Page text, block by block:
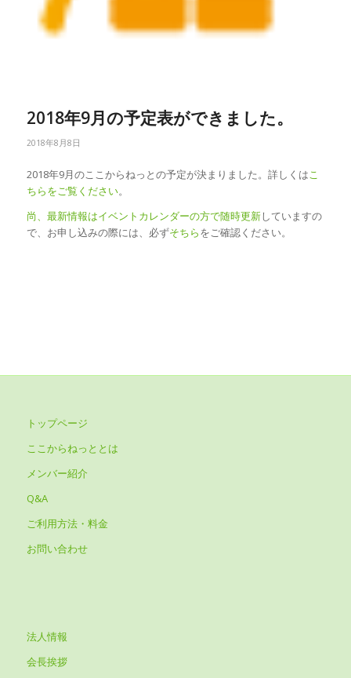
2018年9月の予定表ができました。
2018年8月8日
2018年9月のここからねっとの予定が決まりました。詳しくはこ
ちらをご覧ください。
尚、最新情報はイベントカレンダーの方で随時更新していますの
で、お申し込みの際には、必ずそちらをご確認ください。
トップページ
ここからねっととは
メンバー紹介
Q&A
ご利用方法・料金
お問い合わせ
法人情報
会長挨拶